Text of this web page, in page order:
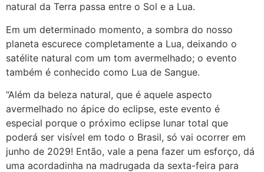
natural da Terra passa entre o Sol e a Lua.
Em um determinado momento, a sombra do nosso
planeta escurece completamente a Lua, deixando o
satélite natural com um tom avermelhado; o evento
também é conhecido como Lua de Sangue.
“Além da beleza natural, que é aquele aspecto
avermelhado no ápice do eclipse, este evento é
especial porque o próximo eclipse lunar total que
poderá ser visível em todo o Brasil, só vai ocorrer em
junho de 2029! Então, vale a pena fazer um esforço, dá
uma acordadinha na madrugada da sexta-feira para